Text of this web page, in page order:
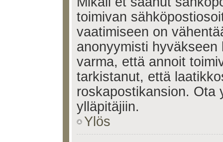
toimivan
vaatimiseen on
anonyymisti
varma, että annoit
tarkistanut, että
roskapostikansion. Ota
ylläpitäjiin.
Ylös